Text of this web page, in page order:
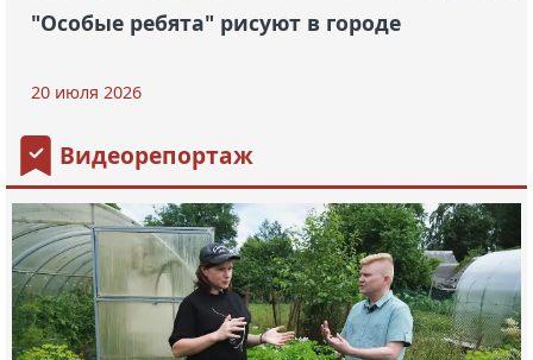
"Особые ребята" рисуют в городе
20 июля 2026
Видеорепортаж